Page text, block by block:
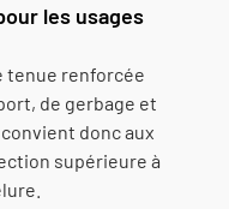
les usages
tenue renforcée
de gerbage et
donc aux
supérieure à